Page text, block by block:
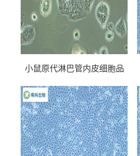
小鼠原代淋巴管内皮细胞品